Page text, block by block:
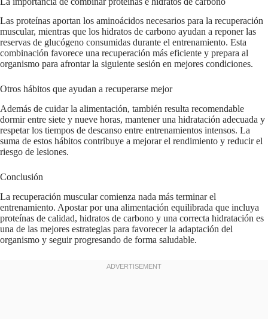
Las proteínas aportan los aminoácidos necesarios para la recuperación
muscular, mientras que los hidratos de carbono ayudan a reponer las
reservas de glucógeno consumidas durante el entrenamiento. Esta
combinación favorece una recuperación más eficiente y prepara al
organismo para afrontar la siguiente sesión en mejores condiciones.
Otros hábitos que ayudan a recuperarse mejor
Además de cuidar la alimentación, también resulta recomendable
dormir entre siete y nueve horas, mantener una hidratación adecuada y
respetar los tiempos de descanso entre entrenamientos intensos. La
suma de estos hábitos contribuye a mejorar el rendimiento y reducir el
riesgo de lesiones.
Conclusión
La recuperación muscular comienza nada más terminar el
entrenamiento. Apostar por una alimentación equilibrada que incluya
proteínas de calidad, hidratos de carbono y una correcta hidratación es
una de las mejores estrategias para favorecer la adaptación del
organismo y seguir progresando de forma saludable.